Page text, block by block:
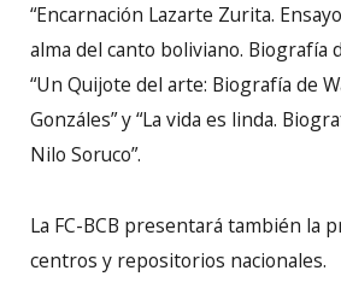
“Encarnación Lazarte Zurita.
alma del canto boliviano. Biografía
“Un Quijote del arte: Biografía de
Gonzáles” y “La vida es linda.
Nilo Soruco”.
La FC-BCB presentará también la
centros y repositorios nacionales.